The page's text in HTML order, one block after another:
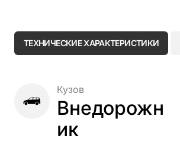
ТЕХНИЧЕСКИЕ ХАРАКТЕРИСТИКИ
Кузов
Внедорожн
ик